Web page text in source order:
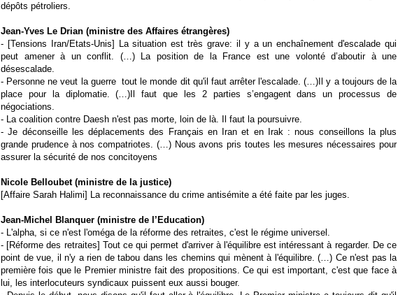
dépôts pétroliers.
Jean-Yves Le Drian (ministre des Affaires étrangères)
- [Tensions
Iran/Etats-Unis]
La situation est très grave: il y a un enchaînement d'escalade qui
peut amener à un conflit. (…) La position de la France est une volonté d’aboutir à une
désescalade.
- Personne ne veut la guerre tout le monde dit qu'il faut arrêter l'escalade. (…)Il y a toujours de la
place pour la diplomatie. (…)Il faut que les 2 parties s’engagent dans un processus de
négociations.
- La coalition contre Daesh n'est pas morte, loin de là. Il faut la poursuivre.
-Je déconseille les déplacements des Français en Iran et en Irak : nous conseillons la plus
grande prudence à nos compatriotes. (…) Nous avons pris toutes les mesures nécessaires pour
assurer la sécurité de nos concitoyens
Nicole Belloubet (ministre de la justice)
[Affaire Sarah Halimi] La reconnaissance du crime antisémite a été faite par les juges.
Jean-Michel Blanquer (ministre de l’Education)
- L'alpha, si ce n'est l'oméga de la réforme des retraites, c'est le régime universel .
- [Réforme des retraites] Tout ce qui permet d'arriver à l'équilibre est intéressant à regarder. De ce
point de vue, il n'y a rien de tabou dans les chemins qui mènent à l'équilibre. (…) Ce n'est pas la
première fois que le Premier ministre fait des propositions. Ce qui est important, c'est que face à
lui, les interlocuteurs syndicaux puissent eux aussi bouger.